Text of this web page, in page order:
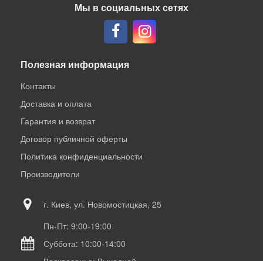
Мы в социальных сетях
Полезная информация
Контакты
Доставка и оплата
Гарантия и возврат
Договор публичной оферты
Политика конфиденциальности
Производители
г. Киев, ул. Новомостицкая, 25
Пн-Пт: 9:00-19:00
Суббота: 10:00-14:00